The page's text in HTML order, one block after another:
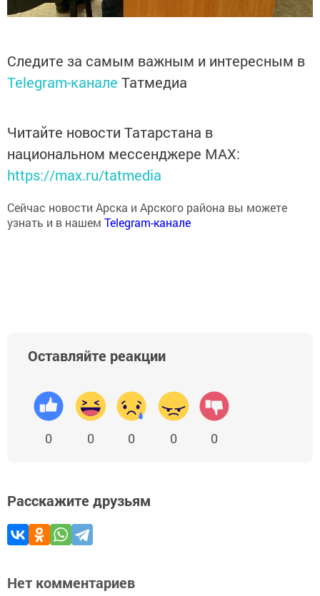
Следите за самым важным и интересным в
Telegram-канале Татмедиа
Читайте новости Татарстана в
национальном мессенджере MАХ:
https://max.ru/tatmedia
Сейчас новости Арска и Арского района вы можете
узнать и в нашем Telegram-канале
Оставляйте реакции
0 0 0 0 0
Расскажите друзьям
Нет комментариев